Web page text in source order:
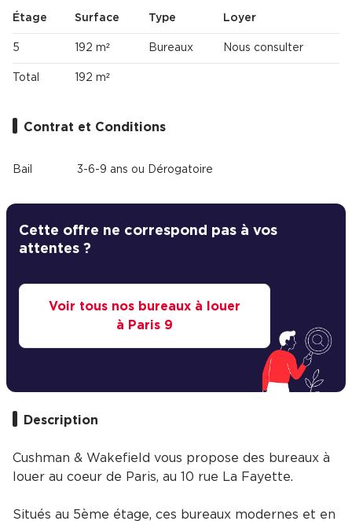
Étage Surface Type Loyer
5 192 m² Bureaux Nous consulter
Total 192 m²
Contrat et Conditions
Bail 3-6-9 ans ou Dérogatoire
Cette offre ne correspond pas à vos
attentes ?
Voir tous nos bureaux à louer
à Paris 9
Description
Cushman & Wakefield vous propose des bureaux à
louer au coeur de Paris, au 10 rue La Fayette.
Situés au 5ème étage, ces bureaux modernes et en